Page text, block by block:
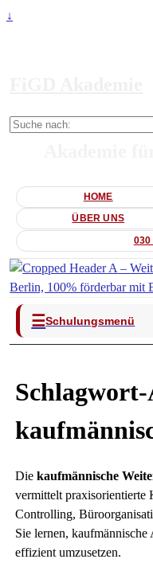
↓
Suche
HOME
ÜBER UNS
030
☰Schulungsmenü
Die kaufmännische
vermittelt praxisorientierte
Controlling,
Sie lernen,
effizient umzusetzen.